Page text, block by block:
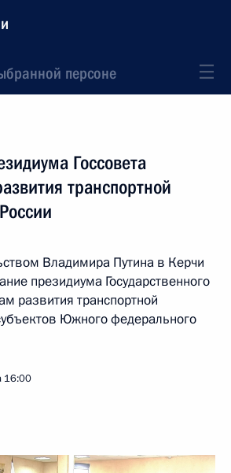
персоне
Госсовета
транспортной
Владимира Путина в Керчи
президиума Государственного
развития транспортной
Южного федерального
16:00